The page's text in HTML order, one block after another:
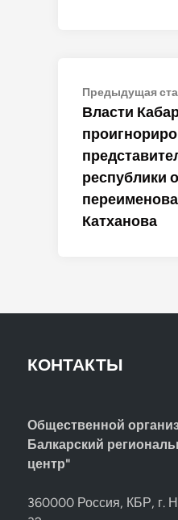
по
записям
Предыдущая
Власти
республики
Катханова
КОНТАКТЫ
Общественной
Балкарский
центр"
360000 Россия, КБР, г.